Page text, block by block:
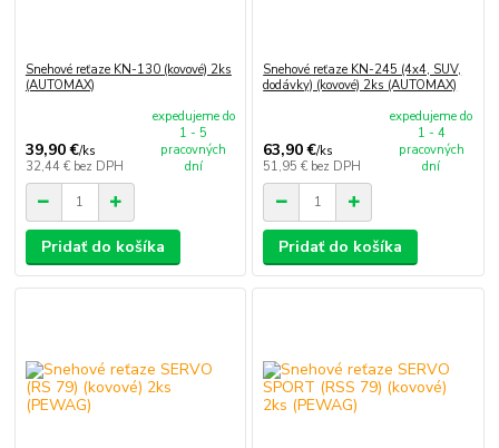
Snehové reťaze KN-130 (kovové) 2ks
(AUTOMAX)
39,90 €/ks
32,44 € bez DPH
expedujeme do
1 - 5
pracovných
dní
Pridať do košíka
Snehové reťaze KN-245 (4x4, SUV,
dodávky) (kovové) 2ks (AUTOMAX)
63,90 €/ks
51,95 € bez DPH
expedujeme do
1 - 4
pracovných
dní
Pridať do košíka